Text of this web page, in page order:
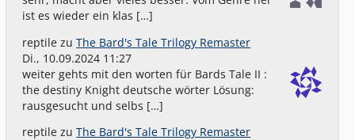
ist es wieder ein klas […]
reptile zuThe Bard's Tale Trilogy Remaster
Di., 10.09.2024 11:27
weiter gehts mit den worten für Bards Tale II :
the destiny Knight deutsche wörter Lösung:
rausgesucht und selbs […]
reptile zuThe Bard's Tale Trilogy Remaster